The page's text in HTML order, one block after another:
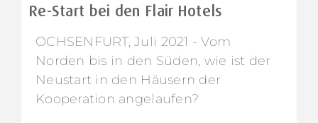
Re-Start bei den Flair Hotels
OCHSENFURT, Juli 2021 - Vom
Norden bis in den Süden, wie ist der
Neustart in den Häusern der
Kooperation angelaufen?